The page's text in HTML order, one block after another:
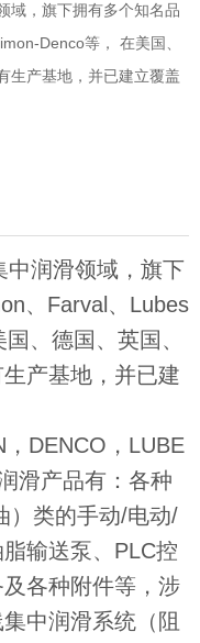
域，旗下拥有多个知名品
Denco等， 在美国、
生产基地，并已建立覆盖
润滑领域，旗下
、Farval、Lubes
、德国、英国、
产基地，并已建
DENCO，LUBE
滑产品有：各种
）类的手动/电动/
输送泵、PLC控
各种附件等，涉
中润滑系统（阻